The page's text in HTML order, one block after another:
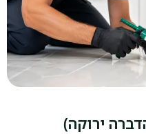
ירוקה)